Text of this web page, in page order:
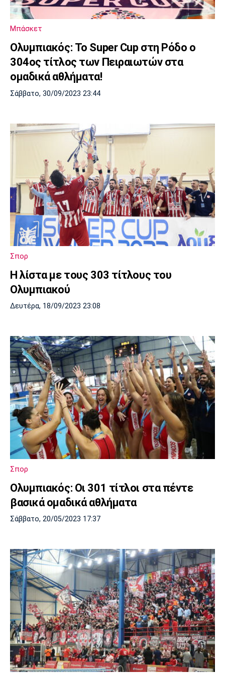
Πολιτισμός
Τραγούδια
Cine Spot
Running
Media
Παρασκήνιο
Πρόγραμμα TV
Ιωνικός Πανσερραϊκός
Μάντσεστερ
Γιουνάιτεντ
Τσέλσι Άρσεναλ
Λίβερπουλ
Μάντσεστερ
Σίτι
Γιουβέντους
Ίντερ
Μπορούσια
Ντόρτμουντ
Παρί Σεν
Ζερμέν
Μαρσέιγ
Μονακό
Ερυθρός
Αστέρας
Τότεναμ
Μπάσκετ
Ολυμπιακός: Το Super Cup στη Ρόδο ο
304oς τίτλος των Πειραιωτών στα
ομαδικά αθλήματα!
Σάββατο, 30/09/2023 23:44
Σπορ
Η λίστα με τους 303 τίτλους του
Ολυμπιακού
Δευτέρα, 18/09/2023 23:08
Σπορ
Ολυμπιακός: Οι 301 τίτλοι στα πέντε
βασικά ομαδικά αθλήματα
Σάββατο, 20/05/2023 17:37